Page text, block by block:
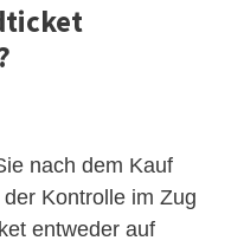
nach dem Kauf
Kontrolle im Zug
entweder auf